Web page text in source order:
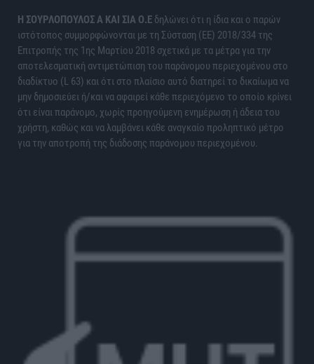
H ΣΟΥΡΛΟΠΟΥΛΟΣ Α ΚΑΙ ΣΙΑ Ο.Ε δηλώνει ότι η ίδια και ο παρών
ιστότοπος συμμορφώνονται με τη Σύσταση (ΕΕ) 2018/334 της
Επιτροπής της 1ης Μαρτίου 2018 σχετικά με τα μέτρα για την
αποτελεσματική αντιμετώπιση του παράνομου περιεχομένου στο
διαδίκτυο (L 63) και ότι στο πλαίσιο αυτό διατηρεί το δικαίωμα να
μην δημοσιεύει ή/και να αφαιρεί κάθε περιεχόμενο το οποίο κρίνει
ότι είναι παράνομο, χωρίς προηγούμενη ενημέρωση ή άδεια του
χρήστη, καθώς και να λαμβάνει κάθε αναγκαίο προληπτικό μέτρο
για την αποτροπή της διάδοσης παράνομου περιεχομένου.